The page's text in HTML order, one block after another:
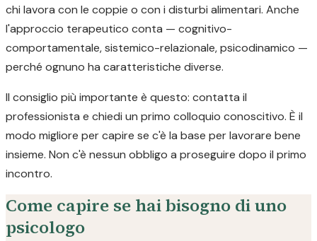
chi lavora con le coppie o con i disturbi alimentari. Anche
l'approccio terapeutico conta — cognitivo-
comportamentale, sistemico-relazionale, psicodinamico —
perché ognuno ha caratteristiche diverse.
Il consiglio più importante è questo: contatta il
professionista e chiedi un primo colloquio conoscitivo. È il
modo migliore per capire se c'è la base per lavorare bene
insieme. Non c'è nessun obbligo a proseguire dopo il primo
incontro.
Come capire se hai bisogno di uno
psicologo